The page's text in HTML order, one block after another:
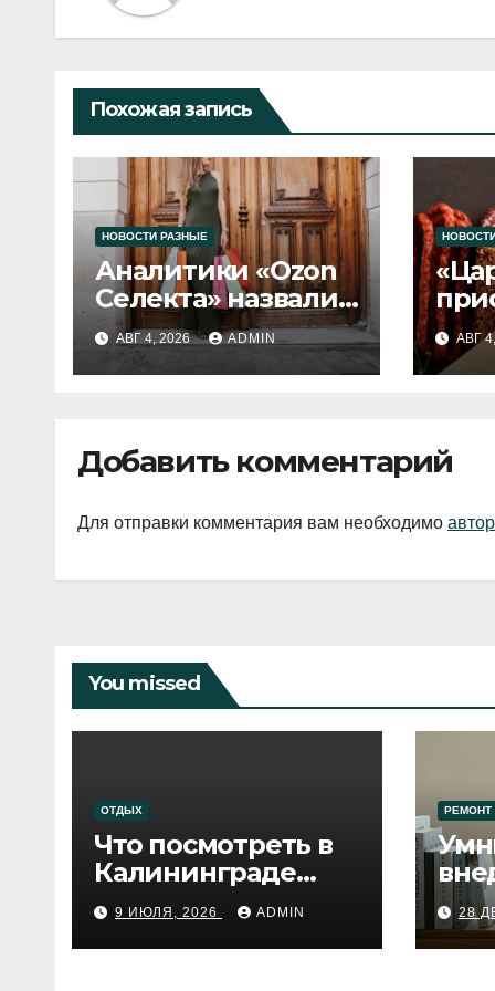
Похожая запись
НОВОСТИ РАЗНЫЕ
Аналитики «Ozon
Селекта» назвали
fashion-тренды
2026 года
АВГ 4, 2026 ADMIN АВГ
Добавить комментарий
Для отправки комментария вам необходимо
You missed
ОТДЫХ
Что посмотреть в
Калининграде
сегодня:
путеводитель по
самому западному
9 ИЮЛЯ, 2026 ADMIN
РЕМОНТ
28